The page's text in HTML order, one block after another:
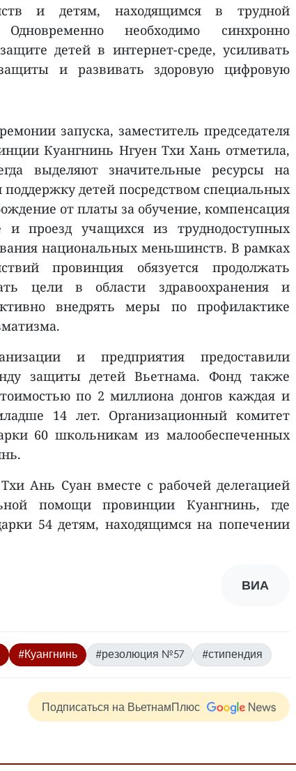
и детям, находящимся в трудной
необходимо синхронно
детей в интернет-среде, усиливать
и развивать здоровую цифровую
запуска, заместитель председателя
Куангнинь Нгуен Тхи Хань отметила,
выделяют значительные ресурсы на
поддержку детей посредством специальных
от платы за обучение, компенсация
и проезд учащихся из труднодоступных
национальных меньшинств. В рамках
провинция обязуется продолжать
цели в области здравоохранения и
внедрять меры по профилактике
и предприятия предоставили
защиты детей Вьетнама. Фонд также
по 2 миллиона донгов каждая и
14 лет. Организационный комитет
60 школьникам из малообеспеченных
Ань Суан вместе с рабочей делегацией
помощи провинции Куангнинь, где
54 детям, находящимся на попечении
ВИА
#Куангнинь #резолюция №57 #стипендия
Подписаться на ВьетнамПлюс